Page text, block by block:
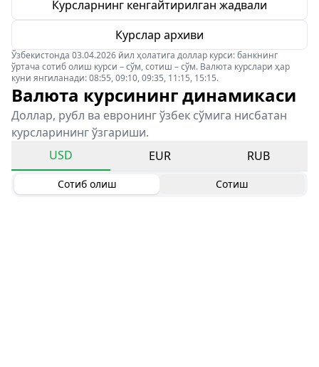
Курсларнинг кенгайтирилган жадвали
Курслар архиви
Ўзбекистонда 03.04.2026 йил ҳолатига доллар курси: банкнинг
ўртача сотиб олиш курси – сўм, сотиш – сўм. Валюта курслари ҳар
куни янгиланади: 08:55, 09:10, 09:35, 11:15, 15:15.
Валюта курсининг динамикаси
Доллар, рубл ва евронинг ўзбек сўмига нисбатан
курсларининг ўзгариши.
USD
EUR RUB
Сотиб олиш Сотиш